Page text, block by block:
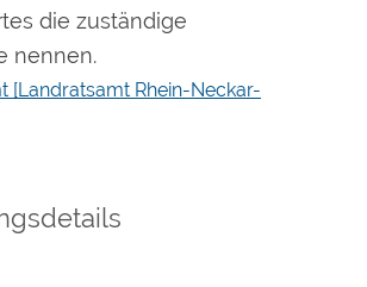
die zuständige
nennen.
[Landratsamt Rhein-Neckar-